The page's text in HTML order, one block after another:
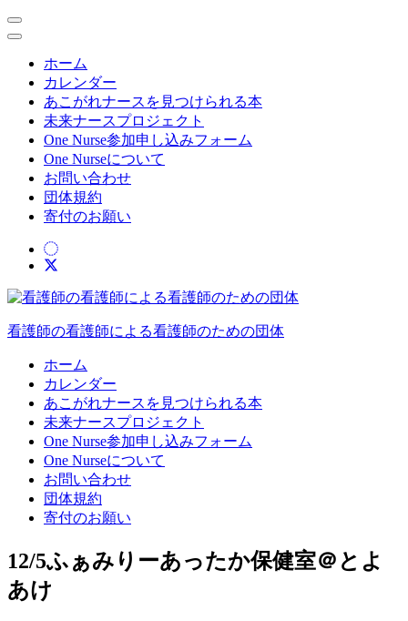
ホーム
カレンダー
あこがれナースを見つけられる本
未来ナースプロジェクト
One Nurse参加申し込みフォーム
One Nurseについて
お問い合わせ
団体規約
寄付のお願い
テ
ン
ツ
(Enter
看護師の看護師による看護師のための団体
ホーム
カレンダー
あこがれナースを見つけられる本
未来ナースプロジェクト
One Nurse参加申し込みフォーム
One Nurseについて
お問い合わせ
団体規約
寄付のお願い
12/5ふぁみりーあったか保健室＠とよ
あけ